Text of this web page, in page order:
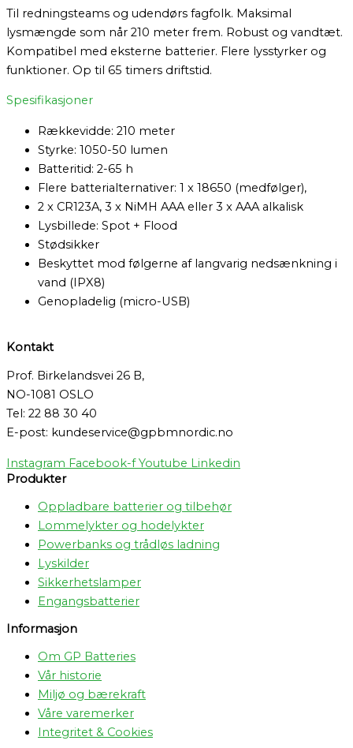
Til redningsteams og udendørs fagfolk. Maksimal
lysmængde som når 210 meter frem. Robust og vandtæt.
Kompatibel med eksterne batterier. Flere lysstyrker og
funktioner. Op til 65 timers driftstid.
Spesifikasjoner
Rækkevidde: 210 meter
Styrke: 1050-50 lumen
Batteritid: 2-65 h
Flere batterialternativer: 1 x 18650 (medfølger),
2 x CR123A, 3 x NiMH AAA eller 3 x AAA alkalisk
Lysbillede: Spot + Flood
Stødsikker
Beskyttet mod følgerne af langvarig nedsænkning i
vand (IPX8)
Genopladelig (micro-USB)
Kontakt
Prof. Birkelandsvei 26 B,
NO-1081 OSLO
Tel: 22 88 30 40
E-post: kundeservice@gpbmnordic.no
Instagram Facebook-f Youtube Linkedin
Produkter
Oppladbare batterier og tilbehør
Lommelykter og hodelykter
Powerbanks og trådløs ladning
Lyskilder
Sikkerhetslamper
Engangsbatterier
Informasjon
Om GP Batteries
Vår historie
Miljø og bærekraft
Våre varemerker
Integritet & Cookies